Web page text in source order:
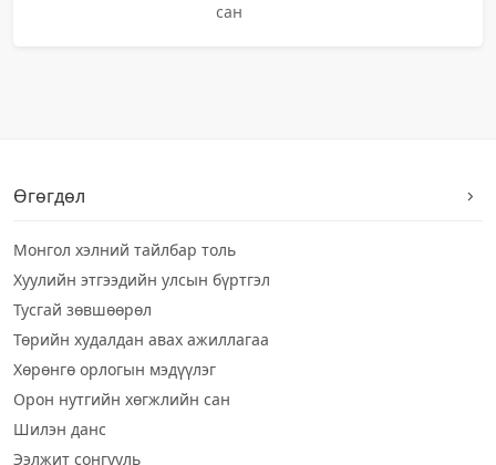
сан
Өгөгдөл
Монгол хэлний тайлбар толь
Хуулийн этгээдийн улсын бүртгэл
Тусгай зөвшөөрөл
Төрийн худалдан авах ажиллагаа
Хөрөнгө орлогын мэдүүлэг
Орон нутгийн хөгжлийн сан
Шилэн данс
Ээлжит сонгууль